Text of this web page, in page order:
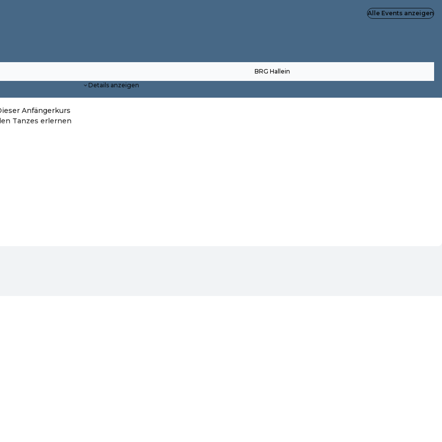
BRG Hallein
Details anzeigen
Alle Events anzeigen
Anfängerkurs
Tanzes erlernen